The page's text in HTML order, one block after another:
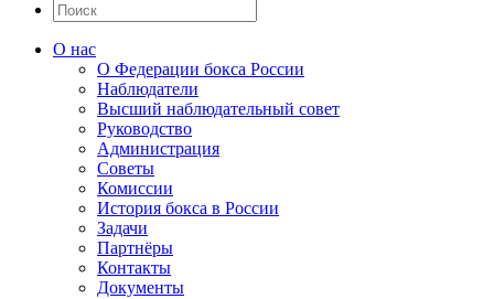
О нас
О Федерации бокса России
Наблюдатели
Высший наблюдательный совет
Руководство
Администрация
Советы
Комиссии
История бокса в России
Задачи
Партнёры
Контакты
Документы